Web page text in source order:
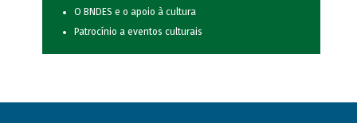
O BNDES e o apoio à cultura
Patrocínio a eventos culturais